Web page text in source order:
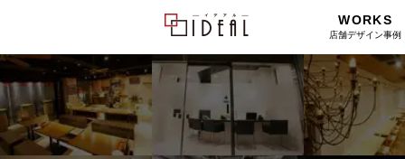
WORKS
店舗デザイン事例